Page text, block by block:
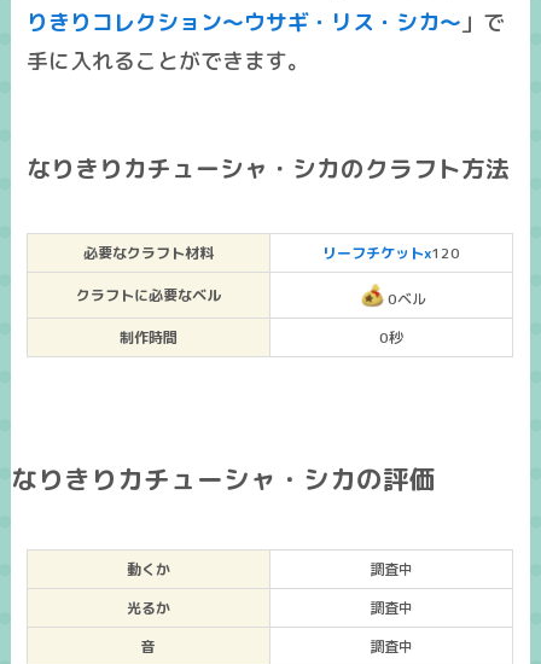
りきりコレクション～ウサギ・リス・シカ～ 」で
手に入れることができます。
なりきりカチューシャ・シカのクラフト方法
必要なクラフト材料 リーフチケットx120
クラフトに必要なベル
0ベル
制作時間
0秒
なりきりカチューシャ・シカの評価
動くか
調査中
光るか
調査中
音
調査中